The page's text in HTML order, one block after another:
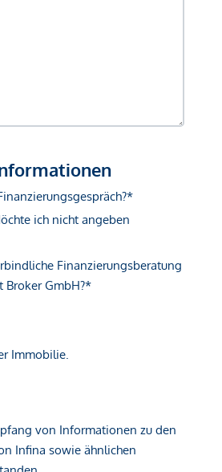
angeboten. Allfällige aus dem
Immobilienunternehmen
weisen Sie darauf hin, dass die
Informationen lediglich
sind und daher ohne